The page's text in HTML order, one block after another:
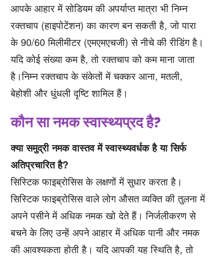
आपके आहार में सोडियम की अपर्याप्त मात्रा भी निम्न
रक्तचाप (हाइपोटेंशन) का कारण बन सकती है, जो पारा
के 90/60 मिलीमीटर (एमएमएचजी) से नीचे की रीडिंग है।
यदि कोई संख्या कम है, तो रक्तचाप को कम माना जाता
है।निम्न रक्तचाप के संकेतों में चक्कर आना, मतली,
बेहोशी और धुंधली दृष्टि शामिल हैं।
कौन सा नमक स्वास्थ्यप्रद है?
क्या समुद्री नमक वास्तव में स्वास्थ्यवर्धक है या सिर्फ
अतिप्रचारित है?
सिस्टिक फाइब्रोसिस के लक्षणों में सुधार करता है।
सिस्टिक फाइब्रोसिस वाले लोग औसत व्यक्ति की तुलना में
अपने पसीने में अधिक नमक खो देते हैं। निर्जलीकरण से
बचने के लिए उन्हें अपने आहार में अधिक पानी और नमक
की आवश्यकता होती है। यदि आपकी यह स्थिति है, तो